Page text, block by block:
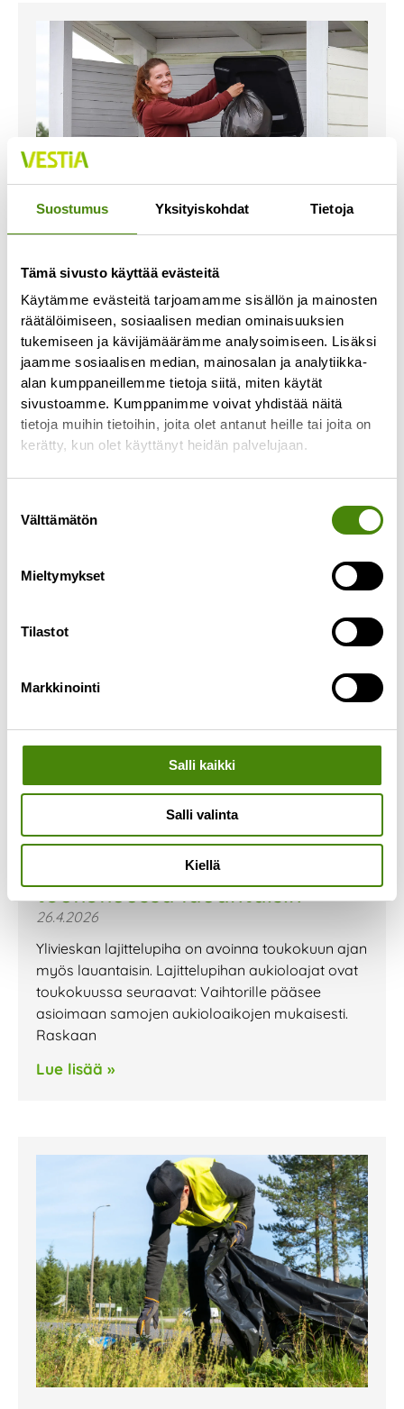
Suostumus Yksityiskohdat Tietoja
Tämä sivusto käyttää evästeitä
Käytämme evästeitä tarjoamamme sisällön ja mainosten
räätälöimiseen, sosiaalisen median ominaisuuksien
tukemiseen ja kävijämäärämme analysoimiseen. Lisäksi
jaamme sosiaalisen median, mainosalan ja analytiikka-
alan kumppaneillemme tietoja siitä, miten käytät
sivustoamme. Kumppanimme voivat yhdistää näitä
tietoja muihin tietoihin, joita olet antanut heille tai joita on
kerätty, kun olet käyttänyt heidän palvelujaan.
valinta
Välttämätön
Mieltymykset
Tilastot
Markkinointi
Salli kaikki
Salli valinta
Kiellä
Jäteastioiden
tyhjennyspäivissä muutoksia
toukokuussa
27.4.2026
Alavieskan, Himangan, Kalajoen, Merijärven,
Pyhäjoen ja Oulaisten alueen jätekuljetusten
urakoitsija vaihtuu toukokuun 2026 alussa.
jätekuljetusten reitit muuttuvat
Lue lisää »
Ylivieskan lajittelupiha auki
toukokuussa lauantaisin
26.4.2026
Ylivieskan lajittelupiha on avoinna toukokuun ajan
myös lauantaisin. Lajittelupihan aukioloajat ovat
toukokuussa seuraavat: Vaihtorille pääsee
asioimaan samojen aukioloaikojen mukaisesti.
Raskaan
Lue lisää »